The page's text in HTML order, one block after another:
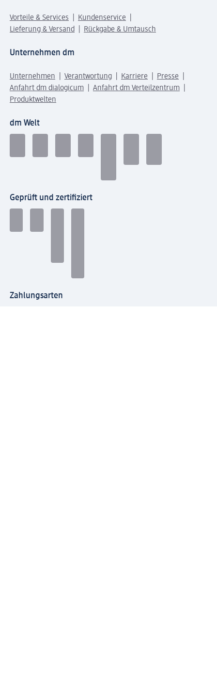
Vorteile & Services
Kundenservice
Lieferung & Versand
Rückgabe & Umtausch
Unternehmen dm
Unternehmen Verantwortung Karriere
Presse
Anfahrt dm dialogicum
Anfahrt dm Verteilzentrum
Produktwelten
dm Welt
Geprüft und zertifiziert
Zahlungsarten